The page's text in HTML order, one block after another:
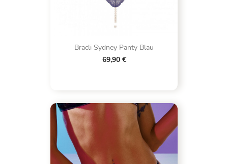
Bracli Sydney Panty Blau
69,90 €